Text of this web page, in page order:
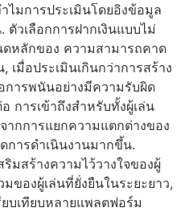
ไมการประเมินโดยอิงข้อมูล
วเลือกการฝากเงินแบบไม่
หลักของ ความสามารถคาด
เมื่อประเมินเกินกว่าการสร้าง
การพนันอย่างมีความรับผิด
การเข้าถึงสำหรับทั้งผู้เล่น
ากการแยกความแตกต่างของ
การดำเนินงานมากขึ้น.
มสร้างความไว้วางใจของผู้
ของผู้เล่นที่ยั่งยืนในระยะยาว,
ยบเทียบหลายแพลตฟอร์ม